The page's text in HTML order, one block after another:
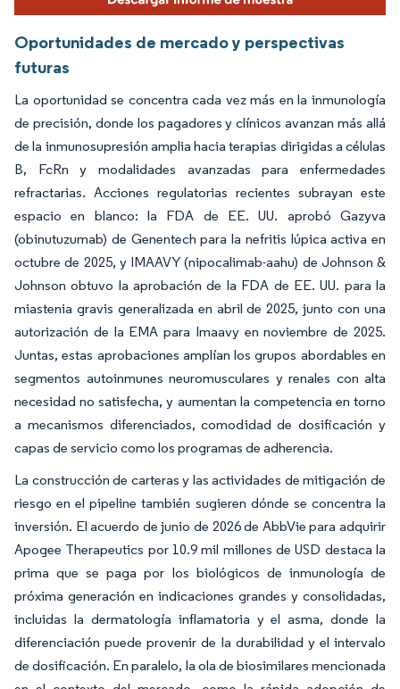
Oportunidades de mercado y perspectivas
futuras
La oportunidad se concentra cada vez más en la inmunología
de precisión, donde los pagadores y clínicos avanzan más allá
de la inmunosupresión amplia hacia terapias dirigidas a células
B, FcRn y modalidades avanzadas para enfermedades
refractarias. Acciones regulatorias recientes subrayan este
espacio en blanco: la FDA de EE. UU. aprobó Gazyva
(obinutuzumab) de Genentech para la nefritis lúpica activa en
octubre de 2025, y IMAAVY (nipocalimab-aahu) de Johnson &
Johnson obtuvo la aprobación de la FDA de EE. UU. para la
miastenia gravis generalizada en abril de 2025, junto con una
autorización de la EMA para Imaavy en noviembre de 2025.
Juntas, estas aprobaciones amplían los grupos abordables en
segmentos autoinmunes neuromusculares y renales con alta
necesidad no satisfecha, y aumentan la competencia en torno
a mecanismos diferenciados, comodidad de dosificación y
capas de servicio como los programas de adherencia.
La construcción de carteras y las actividades de mitigación de
riesgo en el pipeline también sugieren dónde se concentra la
inversión. El acuerdo de junio de 2026 de AbbVie para adquirir
Apogee Therapeutics por 10.9 mil millones de USD destaca la
prima que se paga por los biológicos de inmunología de
próxima generación en indicaciones grandes y consolidadas,
incluidas la dermatología inflamatoria y el asma, donde la
diferenciación puede provenir de la durabilidad y el intervalo
de dosificación. En paralelo, la ola de biosimilares mencionada